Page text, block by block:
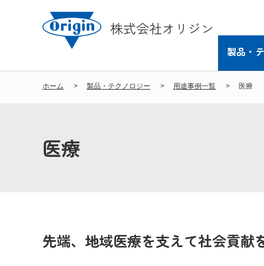
株式会社オリジン
製品・
ホーム 製品・テクノロジー 用途事例一覧 医療
医療
先端、地域医療を支えて社会貢献